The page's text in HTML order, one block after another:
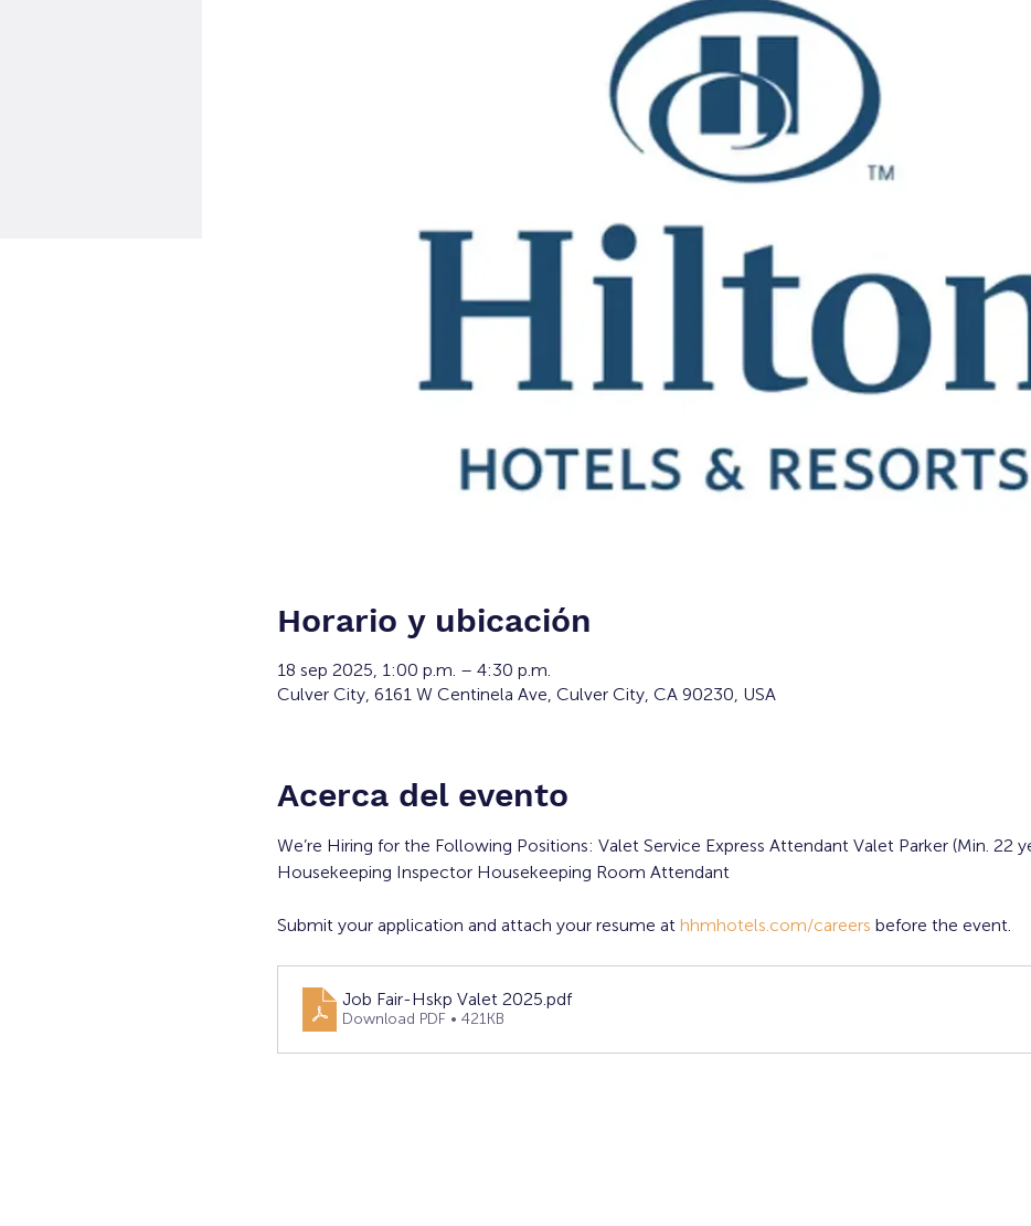
Horario y ubicación
18 sep 2025, 1:00 p.m. – 4:30 p.m.
Culver City, 6161 W Centinela Ave, Culver City, CA 90230, USA
Acerca del evento
We’re Hiring for the Following Positions: Valet Service Express Attendant Valet Parker (Min. 22
Housekeeping Inspector Housekeeping Room Attendant
Submit your application and attach your resume at hhmhotels.com/careers before the event.
Job Fair-Hskp Valet 2025.pdf
Download PDF • 421KB